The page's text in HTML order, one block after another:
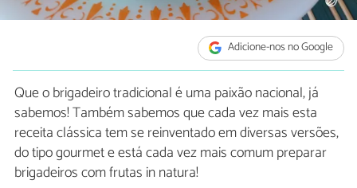
Adicione-nos no Google
Que o brigadeiro tradicional é uma paixão nacional, já
sabemos! Também sabemos que cada vez mais esta
receita clássica tem se reinventado em diversas versões,
do tipo gourmet e está cada vez mais comum preparar
brigadeiros com frutas in natura!